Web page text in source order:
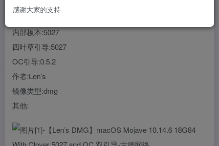
内部板本:5027
四叶草引导:5027
OC引导:0.5.2
作者:Len’s
镜像类型:dmg
其他:
感谢大家的支持